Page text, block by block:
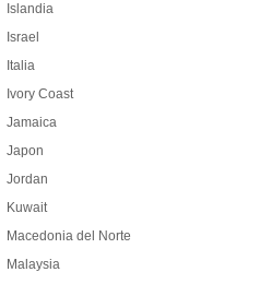
Islandia
Israel
Italia
Ivory Coast
Jamaica
Japon
Jordan
Kuwait
Macedonia del Norte
Malaysia